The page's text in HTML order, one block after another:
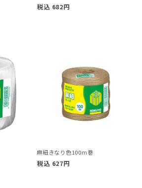
税込 682円
麻紐きなり色100ｍ巻
税込 627円